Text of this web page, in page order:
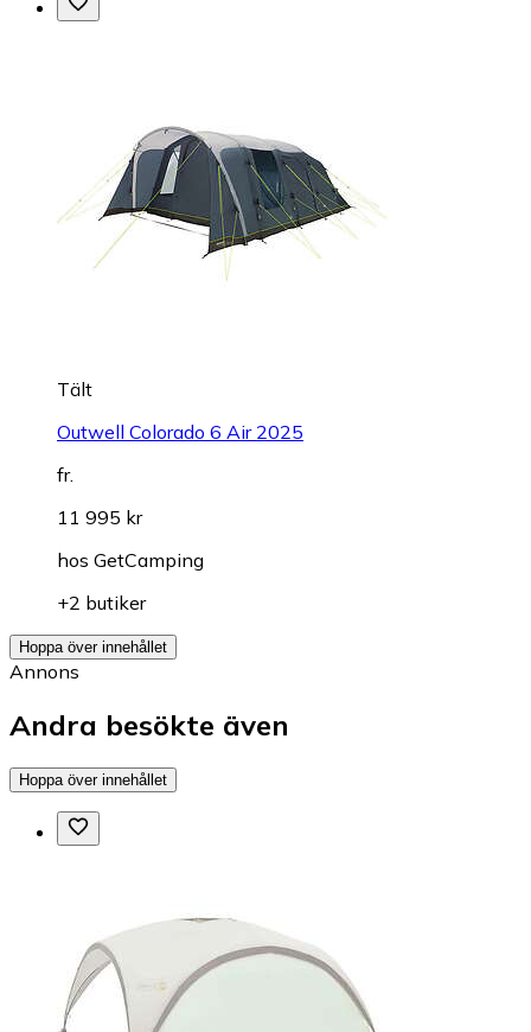
Tält
Outwell Colorado 6 Air 2025
fr.
11 995 kr
hos GetCamping
+2 butiker
Hoppa över innehållet
Annons
Andra besökte även
Hoppa över innehållet